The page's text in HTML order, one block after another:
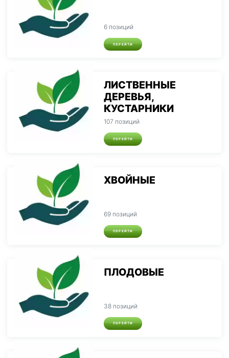
6 позиций
ПЕРЕЙТИ
ЛИСТВЕННЫЕ
ДЕРЕВЬЯ,
КУСТАРНИКИ
107 позиций
ПЕРЕЙТИ
ХВОЙНЫЕ
69 позиций
ПЕРЕЙТИ
ПЛОДОВЫЕ
38 позиций
ПЕРЕЙТИ